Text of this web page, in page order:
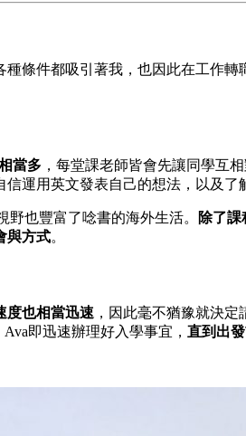
種條件都吸引著我，也因此在工作
當多 ，每堂課老師皆會先讓同學互
運用英文發表自己的想法，以及
也豐富了唸書的海外生活。
除了
與方式。
度也相當迅速 ，因此毫不猶豫就決
即迅速辦理好入學事宜， 直到出